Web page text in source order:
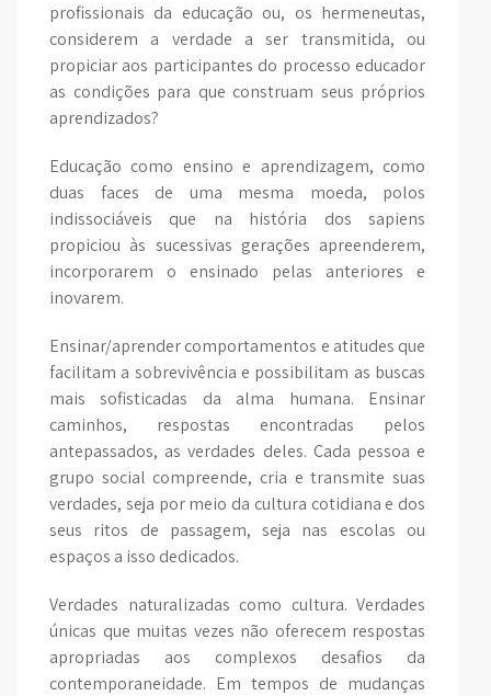
profissionais da educação ou, os hermeneutas,
considerem a verdade a ser transmitida, ou
propiciar aos participantes do processo educador
as condições para que construam seus próprios
aprendizados?
Educação como ensino e aprendizagem, como
duas faces de uma mesma moeda, polos
indissociáveis que na história dos sapiens
propiciou às sucessivas gerações apreenderem,
incorporarem o ensinado pelas anteriores e
inovarem.
Ensinar/aprender comportamentos e atitudes que
facilitam a sobrevivência e possibilitam as buscas
mais sofisticadas da alma humana. Ensinar
caminhos, respostas encontradas pelos
antepassados, as verdades deles. Cada pessoa e
grupo social compreende, cria e transmite suas
verdades, seja por meio da cultura cotidiana e dos
seus ritos de passagem, seja nas escolas ou
espaços a isso dedicados.
Verdades naturalizadas como cultura. Verdades
únicas que muitas vezes não oferecem respostas
apropriadas aos complexos desafios da
contemporaneidade. Em tempos de mudanças